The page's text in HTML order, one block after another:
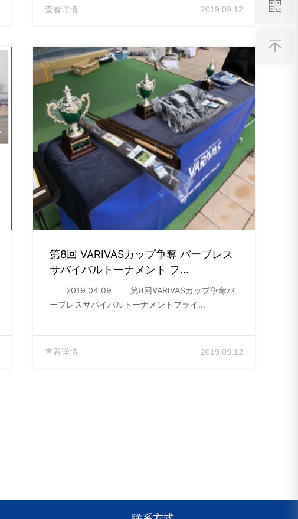
查看详情 2019.09.12
第8回 VARIVASカップ争奪 バーブレス
サバイバルトーナメント フ...
2019 04 09 第8回VARIVASカップ争奪バ
ーブレスサバイバルトーナメントフライ...
查看详情 2019.09.12